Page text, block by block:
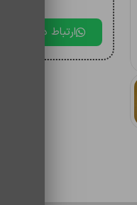
ارتباط در بله